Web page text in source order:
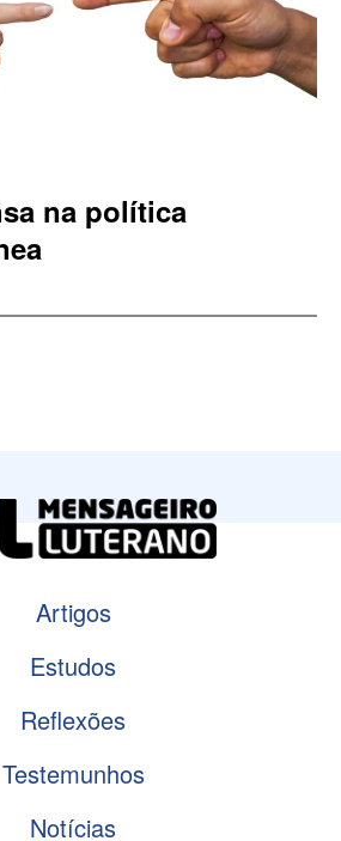
na política
Artigos
Estudos
Reflexões
Testemunhos
Notícias